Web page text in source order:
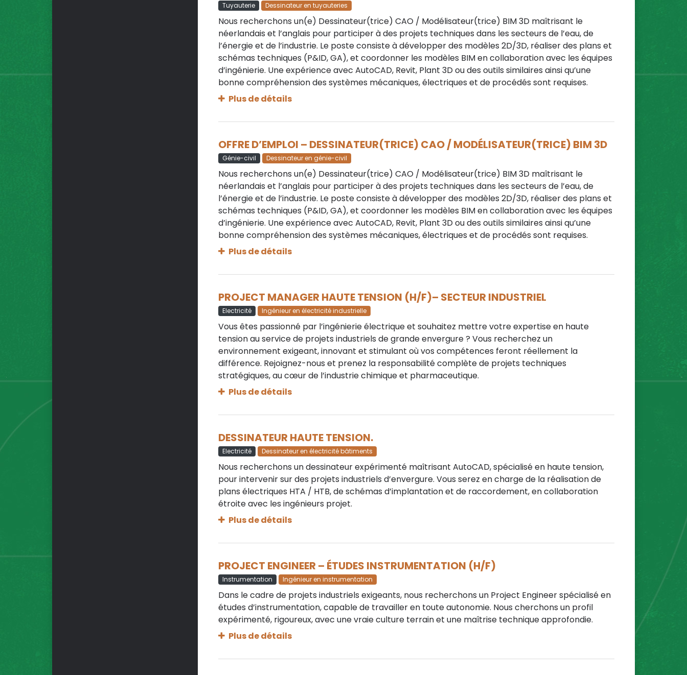
Tuyauterie Dessinateur en tuyauteries
Nous recherchons un(e) Dessinateur(trice) CAO / Modélisateur(trice) BIM 3D maîtrisant le
néerlandais et l’anglais pour participer à des projets techniques dans les secteurs de l’eau, de
l’énergie et de l’industrie. Le poste consiste à développer des modèles 2D/3D, réaliser des plans et
schémas techniques (P&ID, GA), et coordonner les modèles BIM en collaboration avec les équipes
d’ingénierie. Une expérience avec AutoCAD, Revit, Plant 3D ou des outils similaires ainsi qu’une
bonne compréhension des systèmes mécaniques, électriques et de procédés sont requises.
Plus de détails
OFFRE D’EMPLOI – DESSINATEUR(TRICE) CAO / MODÉLISATEUR(TRICE) BIM 3D
Génie-civil Dessinateur en génie-civil
Nous recherchons un(e) Dessinateur(trice) CAO / Modélisateur(trice) BIM 3D maîtrisant le
néerlandais et l’anglais pour participer à des projets techniques dans les secteurs de l’eau, de
l’énergie et de l’industrie. Le poste consiste à développer des modèles 2D/3D, réaliser des plans et
schémas techniques (P&ID, GA), et coordonner les modèles BIM en collaboration avec les équipes
d’ingénierie. Une expérience avec AutoCAD, Revit, Plant 3D ou des outils similaires ainsi qu’une
bonne compréhension des systèmes mécaniques, électriques et de procédés sont requises.
Plus de détails
PROJECT MANAGER HAUTE TENSION (H/F)– SECTEUR INDUSTRIEL
Electricité Ingénieur en électricité industrielle
Vous êtes passionné par l’ingénierie électrique et souhaitez mettre votre expertise en haute
tension au service de projets industriels de grande envergure ? Vous recherchez un
environnement exigeant, innovant et stimulant où vos compétences feront réellement la
différence. Rejoignez-nous et prenez la responsabilité complète de projets techniques
stratégiques, au cœur de l’industrie chimique et pharmaceutique.
Plus de détails
DESSINATEUR HAUTE TENSION.
Electricité Dessinateur en électricité bâtiments
Nous recherchons un dessinateur expérimenté maîtrisant AutoCAD, spécialisé en haute tension,
pour intervenir sur des projets industriels d’envergure. Vous serez en charge de la réalisation de
plans électriques HTA / HTB, de schémas d’implantation et de raccordement, en collaboration
étroite avec les ingénieurs projet.
Plus de détails
PROJECT ENGINEER – ÉTUDES INSTRUMENTATION (H/F)
Instrumentation Ingénieur en instrumentation
Dans le cadre de projets industriels exigeants, nous recherchons un Project Engineer spécialisé en
études d’instrumentation, capable de travailler en toute autonomie. Nous cherchons un profil
expérimenté, rigoureux, avec une vraie culture terrain et une maîtrise technique approfondie.
Plus de détails